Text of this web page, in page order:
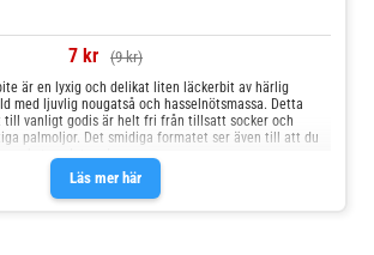
7 kr (9 kr)
Läs mer här
är en lyxig och delikat liten läckerbit av härlig
med ljuvlig nougatså och hasselnötsmassa. Detta
vanligt godis är helt fri från tillsatt socker och
palmoljor. Det smidiga formatet ser även till att du